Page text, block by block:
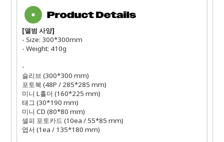
[앨범 사양]
- Size: 300*300mm
- Weight: 410g
-
슬리브 (300*300 mm)
포토북 (48P / 285*285 mm)
미니 L홀더 (160*225 mm)
태그 (30*190 mm)
미니 CD (80*80 mm)
셀피 포토카드 (10ea / 55*85 mm)
엽서 (1ea / 135*180 mm)